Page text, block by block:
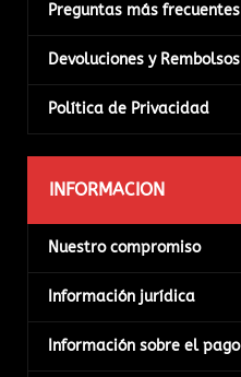
Preguntas más frecuentes
Devoluciones y Rembolsos
Política de Privacidad
INFORMACION
Nuestro compromiso
Información jurídica
Información sobre el pago